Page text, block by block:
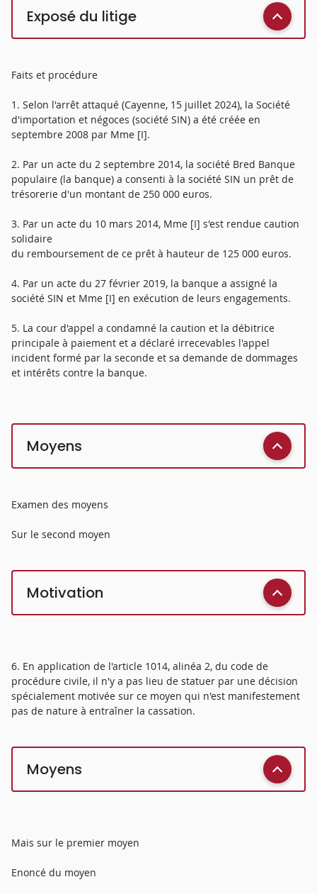
Exposé du litige
Faits et procédure
1. Selon l'arrêt attaqué (Cayenne, 15 juillet 2024), la Société
d'importation et négoces (société SIN) a été créée en
septembre 2008 par Mme [I].
2. Par un acte du 2 septembre 2014, la société Bred Banque
populaire (la banque) a consenti à la société SIN un prêt de
trésorerie d'un montant de 250 000 euros.
3. Par un acte du 10 mars 2014, Mme [I] s'est rendue caution
solidaire
du remboursement de ce prêt à hauteur de 125 000 euros.
4. Par un acte du 27 février 2019, la banque a assigné la
société SIN et Mme [I] en exécution de leurs engagements.
5. La cour d'appel a condamné la caution et la débitrice
principale à paiement et a déclaré irrecevables l'appel
incident formé par la seconde et sa demande de dommages
et intérêts contre la banque.
Moyens
Examen des moyens
Sur le second moyen
Motivation
6. En application de l'article 1014, alinéa 2, du code de
procédure civile, il n'y a pas lieu de statuer par une décision
spécialement motivée sur ce moyen qui n'est manifestement
pas de nature à entraîner la cassation.
Moyens
Mais sur le premier moyen
Enoncé du moyen